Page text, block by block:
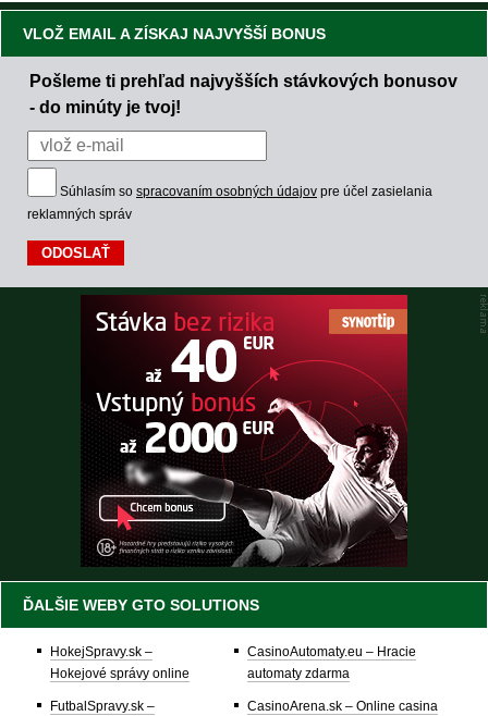
VLOŽ EMAIL A ZÍSKAJ NAJVYŠŠÍ BONUS
Pošleme ti prehľad najvyšších stávkových bonusov
- do minúty je tvoj!
Súhlasím so spracovaním osobných údajov pre účel zasielania
reklamných správ
ĎALŠIE WEBY GTO SOLUTIONS
HokejSpravy.sk –
Hokejové správy online
FutbalSpravy.sk –
CasinoAutomaty.eu – Hracie
automaty zdarma
CasinoArena.sk – Online casina